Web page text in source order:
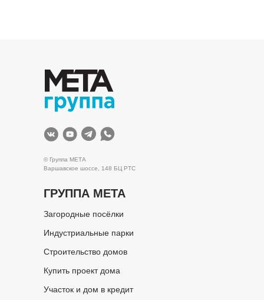
© Группа МЕТА
Варшавское шоссе, 148 БЦ РТС
ГРУППА МЕТА
Загородные посёлки
Индустриальные парки
Строительство домов
Купить проект дома
Участок и дом в кредит